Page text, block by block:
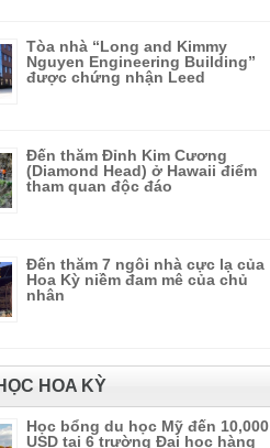
Tòa nhà “Long and Kimmy
Nguyen Engineering Building”
được chứng nhận Leed
Đến thăm Đỉnh Kim Cương
(Diamond Head) ở Hawaii điểm
tham quan độc đáo
Đến thăm 7 ngôi nhà cực lạ của
Hoa Kỳ niềm đam mê của chủ
nhân
HOA KỲ
Học bổng du học Mỹ đến 10,000
USD tại 6 trường Đại học hàng